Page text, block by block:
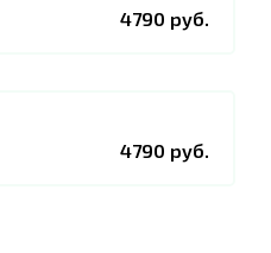
4790 руб.
4790 руб.